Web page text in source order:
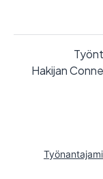
Hakijan